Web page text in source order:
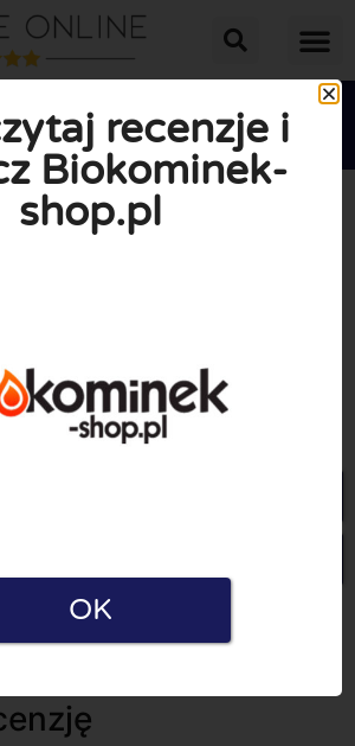

ŚREDNIA OCENA: 10/10
(0 Recenzje)
recenzje i
Biokominek-
shop.pl
OK